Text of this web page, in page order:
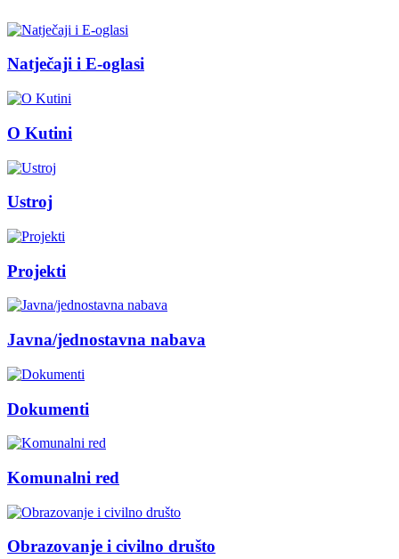
Natječaji i E-oglasi
O Kutini
Ustroj
Projekti
Javna/jednostavna nabava
Dokumenti
Komunalni red
Obrazovanje i civilno društo